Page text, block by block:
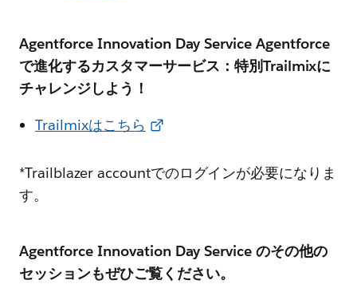
Agentforce Innovation Day Service Agentforce
で進化するカスタマーサービス：特別Trailmixに
チャレンジしよう！
Trailmixはこちら
*Trailblazer accountでのログインが必要になりま
す。
Agentforce Innovation Day Service のその他の
セッションもぜひご覧ください。